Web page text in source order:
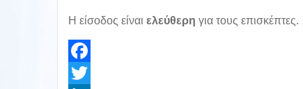
Η είσοδος είναι ελεύθερη για τους επισκέπτες.
Facebook